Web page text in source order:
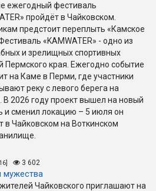
ежегодный фестиваль
пройдёт в Чайковском.
предстоит переплыть «Камское
«KAMWATER» - одно из
и зрелищных спортивных
Пермского края. Ежегодно событие
на Каме в Перми, где участники
реку с левого берега на
В 2026 году проект вышел на новый
и сменил локацию – 5 июля он
в Чайковском на Воткинском
3 602
мужества
Чайковского приглашают на